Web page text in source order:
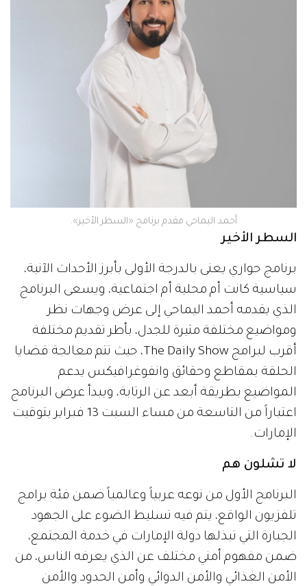
أحمد اليماحي مقدم برنامج «السطر الأخير».
السطر الأخير
برنامج حواري يعنى بالدرجة الأولى بأبرز الأحداث الآنية،
سياسية كانت أم محلية أم اجتماعية، ويسعى البرنامج
الذي يقدمه أحمد اليماحي إلى عرض وجهات نظر
ومواضيع مختلفة مثيرة للجدل، بأطر تقديم مختلفة
أقرب لبرامج The Daily Show، حيث تتم معالجة قضايا
الحلقة بمقاطع وحقائق وانفوغرافيكس يدعم
المواضيع بطريقة أبعد عن الرتابة، ويبدأ عرض البرنامج
اعتباراً من التاسعة من مساء السبت 13 فبراير بتوقيت
الإمارات.
لا تشلون هم
البرنامج الأول من نوعه عربياً وعالمياً ضمن فئة برامج
تلفزيون الواقع، يتم فيه تسليط الضوء على الجهود
الجبارة التي تبذلها دولة الإمارات في خدمة المجتمع،
ضمن مفهوم أمني مختلف عن الذي يعرفه الناس، من
الأمن الغذائي والأمن الدوائي وأمن الحدود والأمن